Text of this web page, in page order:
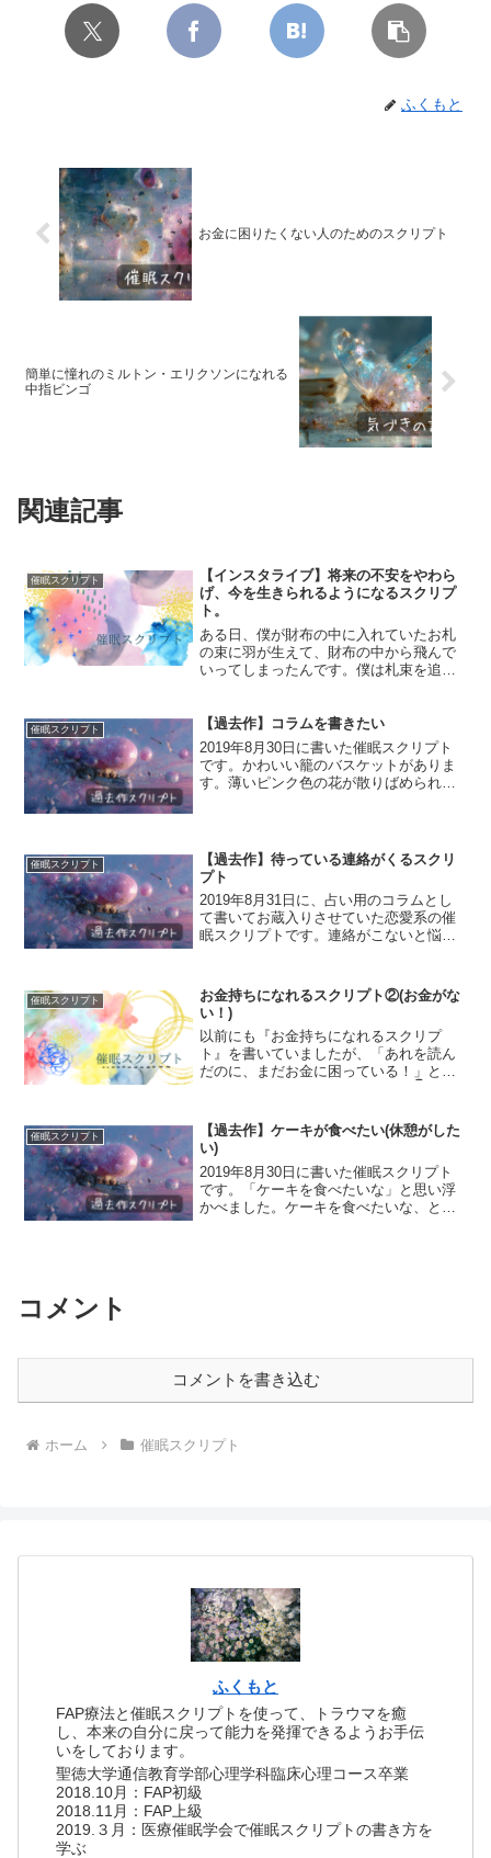
ふくもと
お金に困りたくない人のためのスクリプト
簡単に憧れのミルトン・エリクソンになれる
中指ビンゴ
関連記事
催眠スクリプト
【インスタライブ】将来の不安をやわら
げ、今を生きられるようになるスクリプ
ト。
ある日、僕が財布の中に入れていたお札
の束に羽が生えて、財布の中から飛んで
いってしまったんです。僕は札束を追い
向こうへと飛んでいくのを、僕は見届け
るしかなかったんです。だ...
催眠スクリプト
【過去作】コラムを書きたい
2019年8月30日に書いた催眠スクリプト
です。かわいい籠のバスケットがありま
す。薄いピンク色の花が散りばめられた
て、私の頬を撫で、前...
催眠スクリプト
【過去作】待っている連絡がくるスクリ
プト
2019年8月31日に、占い用のコラムとし
て書いてお蔵入りさせていた恋愛系の催
眠スクリプトです。連絡がこないと悩ん
前に、ドアが見えます。あたりは真っ暗
であり、そこだけに...
催眠スクリプト
お金持ちになれるスクリプト②(お金がな
い！)
以前にも『お金持ちになれるスクリプ
ト』を書いていましたが、「あれを読ん
だのに、まだお金に困っている！」とい
幸せになれるのになあ」と、ある人が薄
汚れた窓の外を眺めながら小...
催眠スクリプト
【過去作】ケーキが食べたい(休憩がした
い)
2019年8月30日に書いた催眠スクリプト
です。「ケーキを食べたいな」と思い浮
かべました。ケーキを食べたいな、と思
コメント
コメントを書き込む
ホーム 催眠スクリプト
ふくもと
FAP療法と催眠スクリプトを使って、トラウマを癒
し、本来の自分に戻って能力を発揮できるようお手伝
いをしております。
聖徳大学通信教育学部心理学科臨床心理コース卒業
2018.10月：FAP初級
2018.11月：FAP上級
2019.３月：医療催眠学会で催眠スクリプトの書き方を
学ぶ